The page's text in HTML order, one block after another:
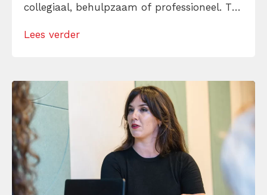
collegiaal, behulpzaam of professioneel. Tot
andermans prioriteiten en je eigen werk
[…]
Lees verder